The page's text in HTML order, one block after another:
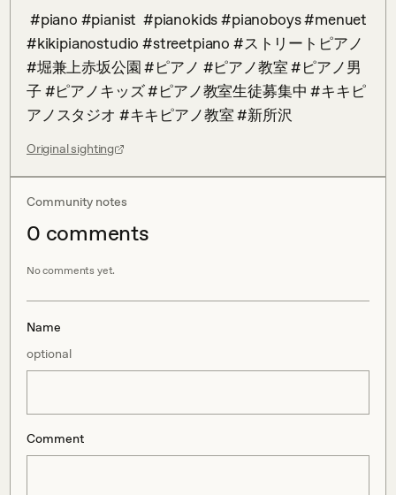
#kikipianostudio #streetpiano #ストリートピアノ
#堀兼上赤坂公園 #ピアノ #ピアノ教室 #ピアノ男
子 #ピアノキッズ #ピアノ教室生徒募集中 #キキピ
アノスタジオ #キキピアノ教室 #新所沢
Original sighting
Community notes
0 comments
No comments yet.
Name
optional
Comment